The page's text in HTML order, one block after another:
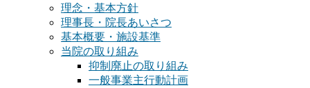
理念・基本方針
理事長・院長あいさつ
基本概要・施設基準
当院の取り組み
抑制廃止の取り組み
一般事業主行動計画